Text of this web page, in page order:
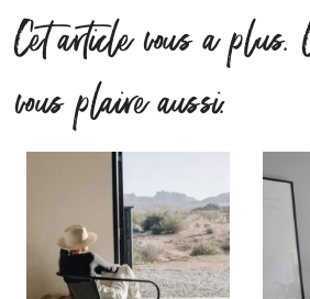
Cet article vous a plus.
vous plaire aussi.